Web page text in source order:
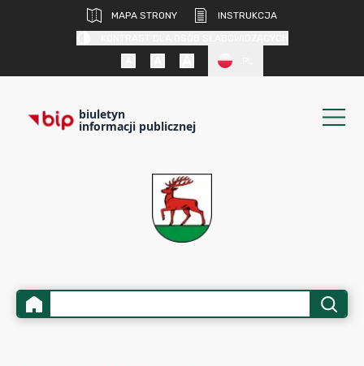
MAPA STRONY
INSTRUKCJA
biuletyn
informacji publicznej